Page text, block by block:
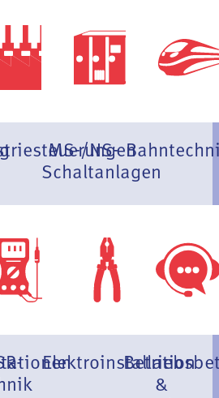
MS-/NS-
Schaltanlagen
Elektroinstallation
&